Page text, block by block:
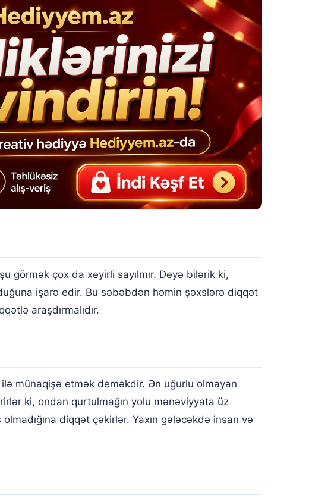
görmək çox da xeyirli sayılmır. Deyə bilərik ki,
işarə edir. Bu səbəbdən həmin şəxslərə diqqət
araşdırmalıdır.
ilə münaqişə etmək deməkdir. Ən uğurlu olmayan
ki, ondan qurtulmağın yolu mənəviyyata üz
diqqət çəkirlər. Yaxın gələcəkdə insan və